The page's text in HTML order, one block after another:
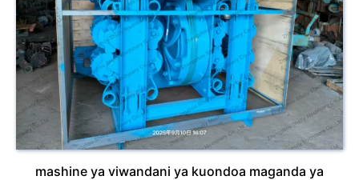
mashine ya viwandani ya kuondoa maganda ya